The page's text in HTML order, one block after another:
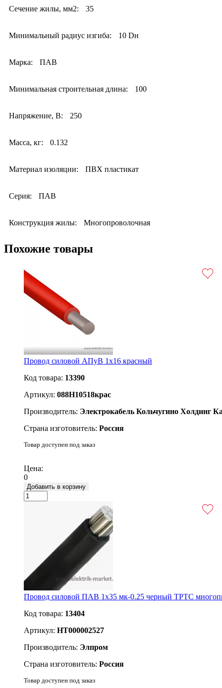
Сечение жилы, мм2: 35
Минимальный радиус изгиба: 10 Dн
Марка: ПАВ
Минимальная строительная длина: 100
Напряжение, В: 250
Масса, кг: 0.132
Материал изоляции: ПВХ пластикат
Серия: ПАВ
Конструкция жилы: Многопроволочная
Похожие товары
Провод силовой АПуВ 1х16 красный
Код товара: 13390
Артикул: 088H10518крас
Производитель: Электрокабель Кольчугино Холдинг
Страна изготовитель: Россия
Товар доступен под заказ
Цена:
0
Добавить в корзину
Провод силовой ПАВ 1х35 мк-0.25 черный ТРТС
Код товара: 13404
Артикул: НТ000002527
Производитель: Элпром
Страна изготовитель: Россия
Товар доступен под заказ